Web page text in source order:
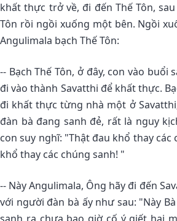
khất thực trở về, đi đến Thế Tôn,
Tôn rồi ngồi xuống một bên. Ngồi
Angulimala bạch Thế Tôn:
-- Bạch Thế Tôn, ở đây, con vào buổi
đi vào thành Savatthi để khất thực.
đi khất thực từng nhà một ở
đàn bà đang sanh đẻ, rất là nguy
con suy nghĩ: "Thật đau khổ thay các
khổ thay các chúng sanh! "
-- Này Angulimala, Ông hãy đi đến
với người đàn bà ấy như sau: "Này